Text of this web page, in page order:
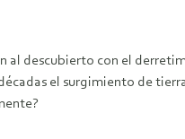
al descubierto con el
el surgimiento de